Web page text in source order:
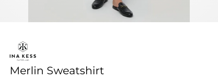
Merlin Sweatshirt